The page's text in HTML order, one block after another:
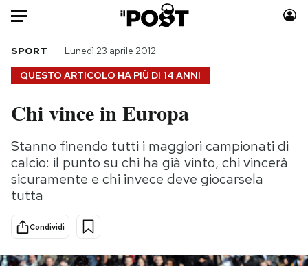
HOME
Italia
Politica
Tecnologia
Scienza
Cultura
Economia
Moda
Consumismi
Storie/Idee
Altrecose
QUESTO ARTICOLO HA PIÙ DI 14 ANNI
SPORT Lunedì 23 aprile 2012
Chi vince in Europa
Stanno finendo tutti i maggiori campionati di
calcio: il punto su chi ha già vinto, chi vincerà
sicuramente e chi invece deve giocarsela
tutta
Condividi